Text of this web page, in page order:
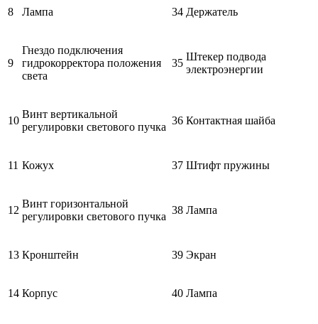
8 Лампа 34 Держатель
9
Гнездо подключения
гидрокорректора положения
света
35
Штекер подвода
электроэнергии
10
Винт вертикальной
регулировки светового пучка
36 Контактная шайба
11 Кожух 37 Штифт пружины
12
Винт горизонтальной
регулировки светового пучка
38 Лампа
13 Кронштейн 39 Экран
14 Корпус 40 Лампа